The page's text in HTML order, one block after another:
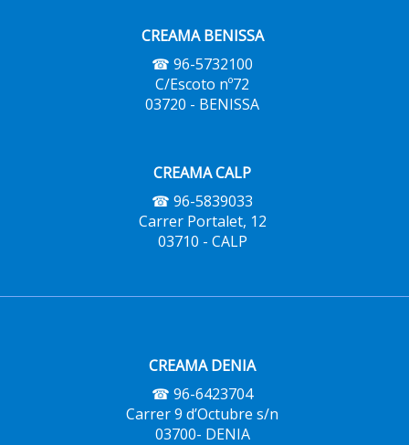
CREAMA BENISSA
☎ 96-5732100
C/Escoto nº72
03720 - BENISSA
CREAMA CALP
☎ 96-5839033
Carrer Portalet, 12
03710 - CALP
CREAMA DENIA
☎ 96-6423704
Carrer 9 d’Octubre s/n
03700- DENIA